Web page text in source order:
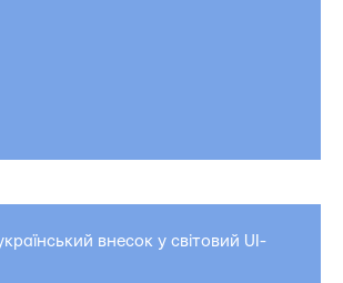
внесок у світовий UI-